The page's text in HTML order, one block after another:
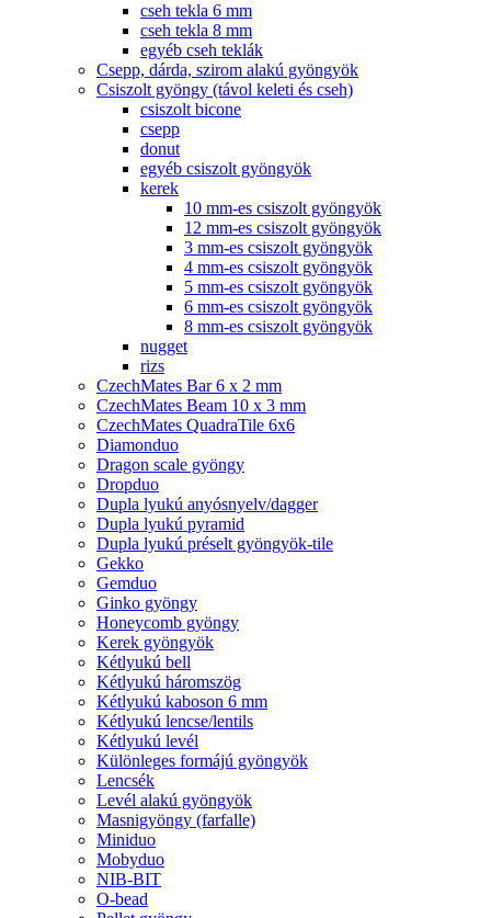
cseh tekla 6 mm
cseh tekla 8 mm
egyéb cseh teklák
Csepp, dárda, szirom alakú gyöngyök
Csiszolt gyöngy (távol keleti és cseh)
csiszolt bicone
csepp
donut
egyéb csiszolt gyöngyök
kerek
10 mm-es csiszolt gyöngyök
12 mm-es csiszolt gyöngyök
3 mm-es csiszolt gyöngyök
4 mm-es csiszolt gyöngyök
5 mm-es csiszolt gyöngyök
6 mm-es csiszolt gyöngyök
8 mm-es csiszolt gyöngyök
nugget
rizs
CzechMates Bar 6 x 2 mm
CzechMates Beam 10 x 3 mm
CzechMates QuadraTile 6x6
Diamonduo
Dragon scale gyöngy
Dropduo
Dupla lyukú anyósnyelv/dagger
Dupla lyukú pyramid
Dupla lyukú préselt gyöngyök-tile
Gekko
Gemduo
Ginko gyöngy
Honeycomb gyöngy
Kerek gyöngyök
Kétlyukú bell
Kétlyukú háromszög
Kétlyukú kaboson 6 mm
Kétlyukú lencse/lentils
Kétlyukú levél
Különleges formájú gyöngyök
Lencsék
Levél alakú gyöngyök
Masnigyöngy (farfalle)
Miniduo
Mobyduo
NIB-BIT
O-bead